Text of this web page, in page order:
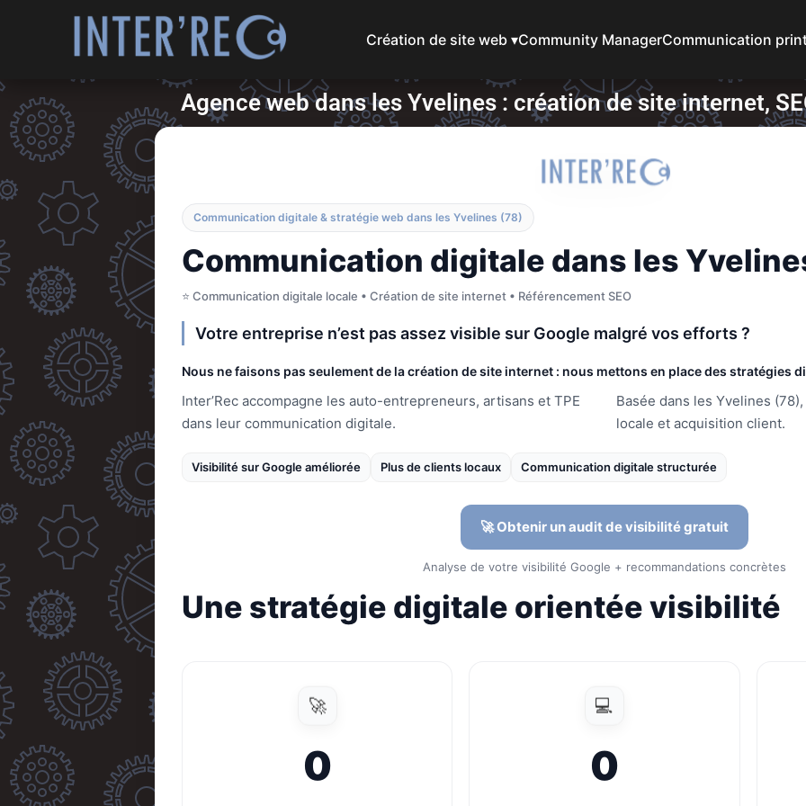
Création de site web ▾Community ManagerCommunication
Agence web dans les Yvelines : création de site internet,
Communication digitale & stratégie web dans les Yvelines (78)
Communication digitale dans les
⭐ Communication digitale locale • Création de site internet • Référencement SEO
Votre entreprise n’est pas assez visible sur Google malgré vos efforts ?
Nous ne faisons pas seulement de la création de site internet : nous mettons en place des stratégies
Inter’Rec accompagne les auto-entrepreneurs, artisans et TPE
dans leur communication digitale.
Basée dans les Yvelines
locale et acquisition client.
Visibilité sur Google améliorée Plus de clients locaux Communication digitale structurée
🚀 Obtenir un audit de visibilité gratuit
Analyse de votre visibilité Google + recommandations concrètes
Une stratégie digitale orientée visibilité
🚀
0
💻
0